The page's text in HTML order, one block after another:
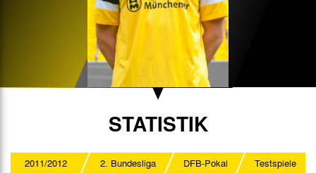
STATISTIK
2011/2012 2. Bundesliga DFB-Pokal
Testspiele